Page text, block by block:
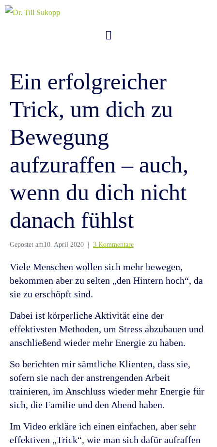
Ein erfolgreicher
Trick, um dich zu
Bewegung
aufzuraffen – auch,
wenn du dich nicht
danach fühlst
Gepostet am10. April 2020 3 Kommentare
Viele Menschen wollen sich mehr bewegen,
bekommen aber zu selten „den Hintern hoch“, da
sie zu erschöpft sind.
Dabei ist körperliche Aktivität eine der
effektivsten Methoden, um Stress abzubauen und
anschließend wieder mehr Energie zu haben.
So berichten mir sämtliche Klienten, dass sie,
sofern sie nach der anstrengenden Arbeit
trainieren, im Anschluss wieder mehr Energie für
sich, die Familie und den Abend haben.
Im Video erkläre ich einen einfachen, aber sehr
effektiven „Trick“, wie man sich dafür aufraffen